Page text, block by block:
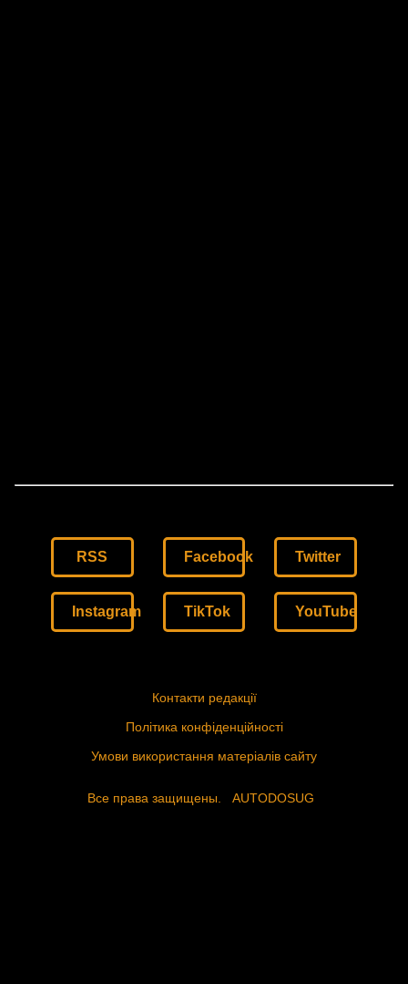
RSS Facebook Twitter
Instagram TikTok YouTube
Контакти редакції
Політика конфіденційності
Умови використання матеріалів сайту
Все права защищены. AUTODOSUG